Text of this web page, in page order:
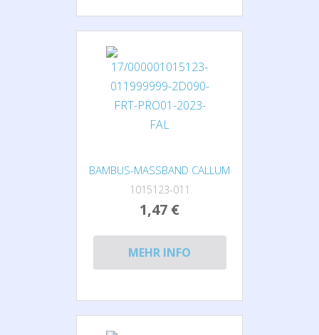
BAMBUS-MASSBAND CALLUM
1015123-011
1,47 €
MEHR INFO